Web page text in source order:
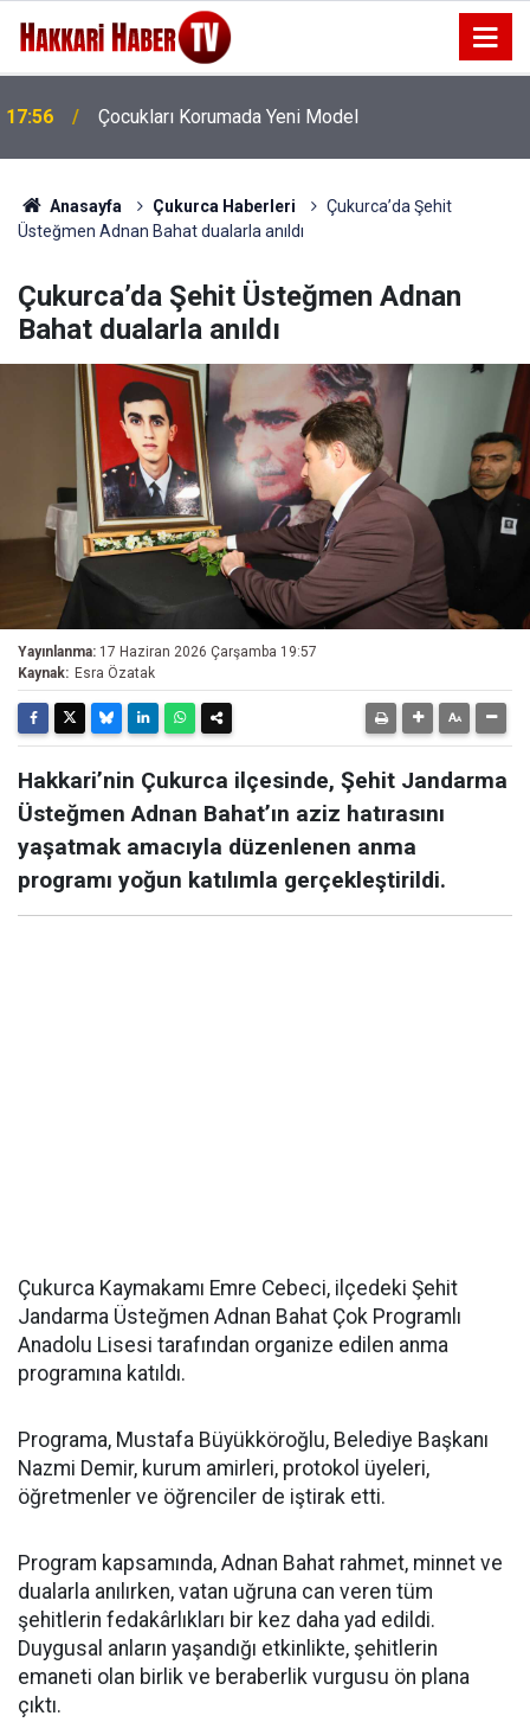
16:11 Diyarbakır dahil 17 kentte anket
Anasayfa Çukurca Haberleri
Çukurca’da Şehit
Üsteğmen Adnan Bahat dualarla anıldı
Çukurca’da Şehit Üsteğmen Adnan
Bahat dualarla anıldı
Yayınlanma: 17 Haziran 2026 Çarşamba 19:57
Kaynak: Esra Özatak
Hakkari’nin Çukurca ilçesinde, Şehit Jandarma
Üsteğmen Adnan Bahat’ın aziz hatırasını
yaşatmak amacıyla düzenlenen anma
programı yoğun katılımla gerçekleştirildi.
Çukurca Kaymakamı Emre Cebeci, ilçedeki Şehit
Jandarma Üsteğmen Adnan Bahat Çok Programlı
Anadolu Lisesi tarafından organize edilen anma
programına katıldı.
Programa, Mustafa Büyükköroğlu, Belediye Başkanı
Nazmi Demir, kurum amirleri, protokol üyeleri,
öğretmenler ve öğrenciler de iştirak etti.
Program kapsamında, Adnan Bahat rahmet, minnet ve
dualarla anılırken, vatan uğruna can veren tüm
şehitlerin fedakârlıkları bir kez daha yad edildi.
Duygusal anların yaşandığı etkinlikte, şehitlerin
emaneti olan birlik ve beraberlik vurgusu ön plana
çıktı.